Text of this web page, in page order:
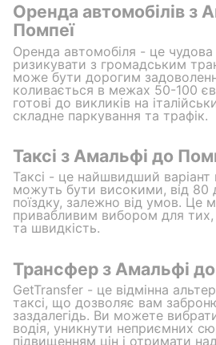
Оренда автомобілів з
Помпеї
Оренда автомобіля - це чудова
ризикувати з громадським
може бути дорогим
коливається в межах 50-100
готові до викликів на
складне паркування та трафік.
Таксі з Амальфі до
Таксі - це найшвидший варіант
можуть бути високими, від 80
поїздку, залежно від умов. Це
привабливим вибором для
та швидкість.
Трансфер з Амальфі
GetTransfer - це відмінна
таксі, що дозволяє вам
заздалегідь. Ви можете
водія, уникнути неприємних
підвищенням цін і отримати